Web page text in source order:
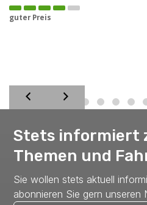
guter Preis
Stets informiert
Themen und
Sie wollen stets aktuell
abonnieren Sie gern unseren